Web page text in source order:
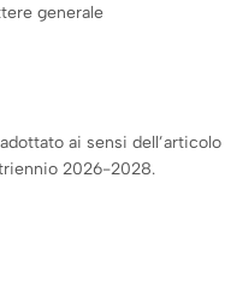
generale
ai sensi
2026-2028.